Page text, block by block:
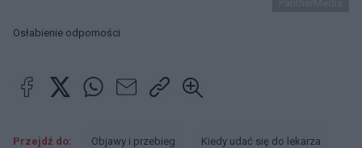
Osłabienie odporności
Przejdź do: Objawy i przebieg Kiedy udać się do lekarza